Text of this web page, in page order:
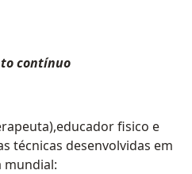
contínuo
fisico e
técnicas desenvolvidas em
mundial: